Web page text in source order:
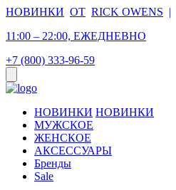
НОВИНКИ ОТ RICK OWENS |
11:00 – 22:00, ЕЖЕДНЕВНО
+7 (800) 333-96-59
НОВИНКИ НОВИНКИ
МУЖСКОЕ
ЖЕНСКОЕ
АКСЕССУАРЫ
Бренды
Sale